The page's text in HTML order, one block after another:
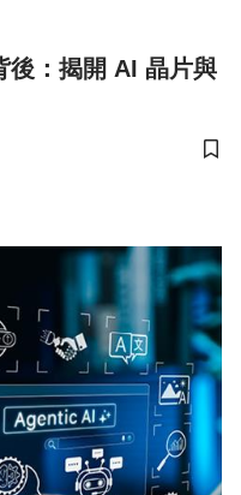
後：揭開 AI 晶片與
儲